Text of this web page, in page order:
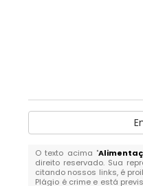
O texto acima "
direito reservado. Sua
citando nossos links, é
Plágio é crime e está